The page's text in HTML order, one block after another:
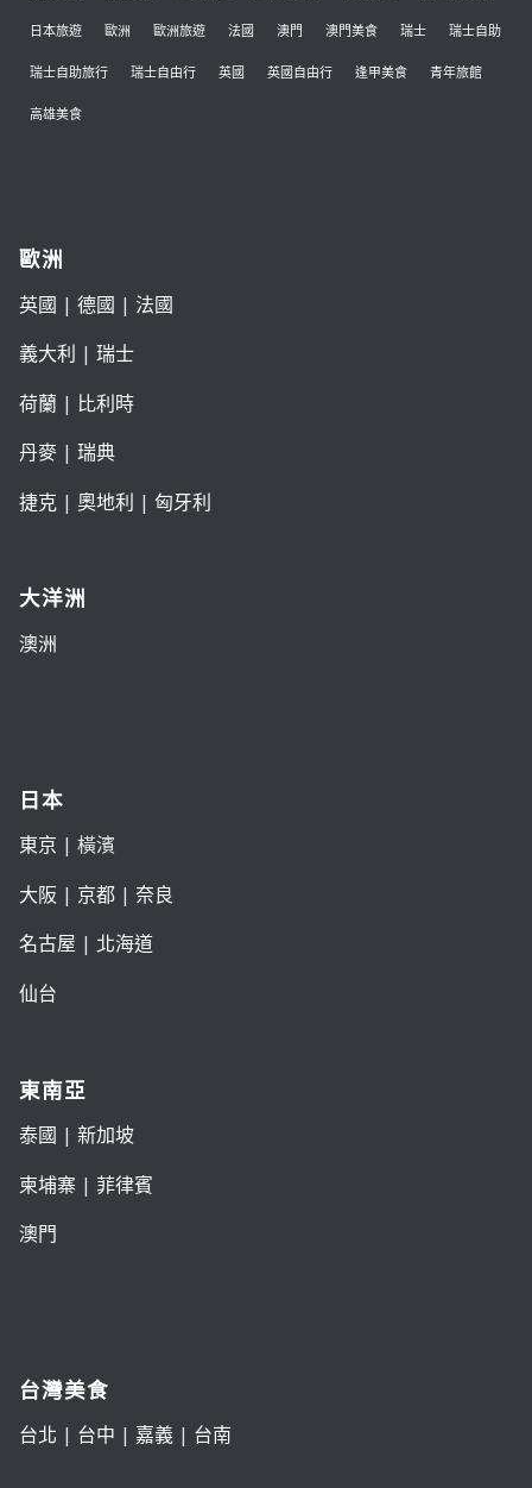
日本旅遊 歐洲 歐洲旅遊 法國 澳門 澳門美食 瑞士 瑞士自助
瑞士自助旅行 瑞士自由行 英國 英國自由行 逢甲美食 青年旅館
高雄美食
歐洲
英國 | 德國 | 法國
義大利 | 瑞士
荷蘭| 比利時
丹麥| 瑞典
捷克| 奧地利 | 匈牙利
大洋洲
澳洲
日本
東京 | 橫濱
大阪 | 京都| 奈良
名古屋| 北海道
仙台
東南亞
泰國 | 新加坡
柬埔寨 | 菲律賓
澳門
台灣美食
台北 | 台中 | 嘉義| 台南